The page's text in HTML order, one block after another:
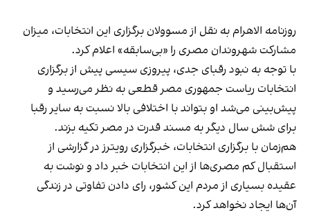
روزنامه الاهرام به نقل از مسوولان برگزاری این انتخابات، میزان
مشارکت شهروندان مصری را «بی‌سابقه» اعلام کرد.
با توجه به نبود رقبای جدی، پیروزی سیسی پیش از برگزاری
انتخابات ریاست جمهوری مصر قطعی به نظر می‌رسید و
پیش‌بینی می‌شد او بتواند با اختلافی بالا نسبت به سایر رقبا
برای شش سال دیگر به مسند قدرت در مصر تکیه بزند.
هم‌زمان با برگزاری انتخابات، خبرگزاری رویترز در گزارشی از
استقبال کم مصری‌ها از این انتخابات خبر داد و نوشت به
عقیده بسیاری از مردم این کشور، رای دادن تفاوتی در زندگی
آن‌ها ایجاد نخواهد کرد.